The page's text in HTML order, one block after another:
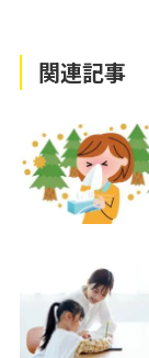
関連記事